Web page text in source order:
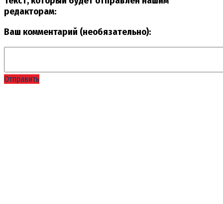
редакторам:
Ваш комментарий (необязательно):
Отправить